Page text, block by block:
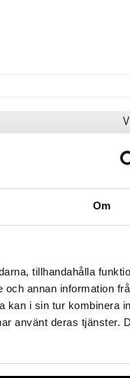
Om
tillhandahålla
annan information
kan i sin tur kombinera
använt deras tjänster.
samppanjalasi
BORMIOLI
€
kpl